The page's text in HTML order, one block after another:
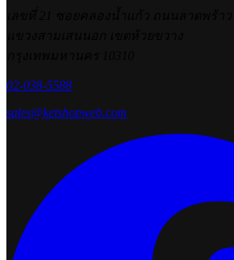
02-038-5588
sales@ketshopweb.com